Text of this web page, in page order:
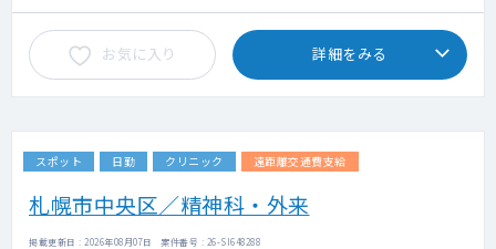
療の問診業務、施術によるやけど等の診察
お気に入り 詳細をみる
スポット 日勤 クリニック 遠距離交通費支給
札幌市中央区／精神科・外来
掲載更新日 : 2026年08月07日 案件番号 : 26-SI648288